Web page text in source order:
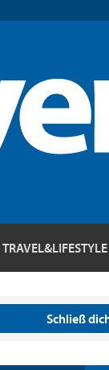
TRAVEL&LIFESTYLE
Schließ